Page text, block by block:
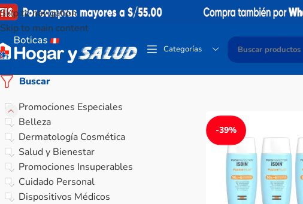
Skip to navigation
Skip to main content
Categorías
Buscar
Promociones Especiales
Belleza
Dermatología Cosmética
Salud y Bienestar
Promociones Insuperables
Cuidado Personal
Dispositivos Médicos
-39%